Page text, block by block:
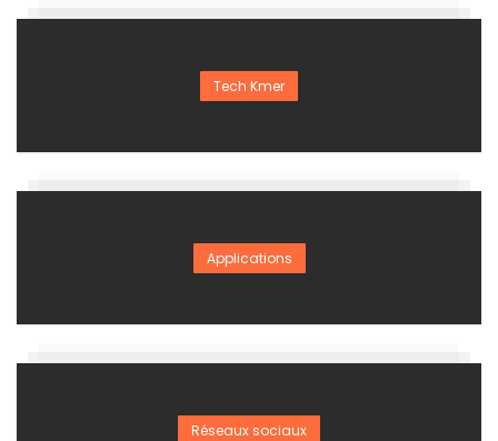
Tech Kmer
Applications
Réseaux sociaux